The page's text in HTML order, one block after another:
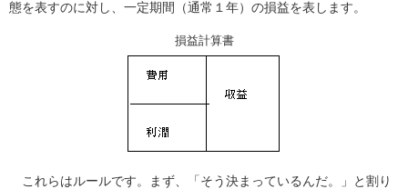
態を表すのに対し、一定期間（通常１年）の損益を表します。
損益計算書
これらはルールです。まず、「そう決まっているんだ。」と割り